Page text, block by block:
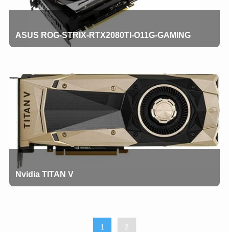
ASUS ROG-STRIX-RTX2080TI-O11G-GAMING
Nvidia TITAN V
1 2